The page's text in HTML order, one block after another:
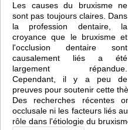
Les causes du bruxisme ne
sont pas toujours claires. Dans
la profession dentaire, la
croyance que le bruxisme et
l'occlusion dentaire sont
causalement liés a été
largement répandue.
Cependant, il y a peu de
preuves pour soutenir cette
Des recherches récentes
occlusale ni les facteurs liés
rôle dans l'étiologie du